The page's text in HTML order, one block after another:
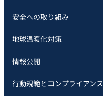
安全への取り組み
地球温暖化対策
情報公開
行動規範とコンプライアンス